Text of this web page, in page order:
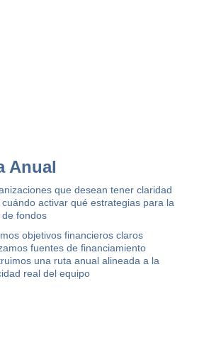
Anual
que desean tener claridad
activar qué estrategias para la
fondos
objetivos financieros claros
fuentes de financiamiento
una ruta anual alineada a la
real del equipo